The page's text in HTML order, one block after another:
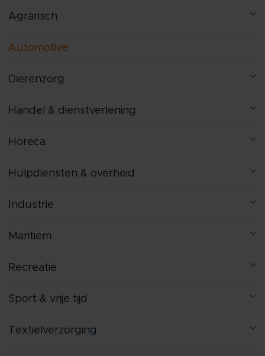
Agrarisch
Automotive
Dierenzorg
Handel & dienstverlening
Horeca
Hulpdiensten & overheid
Industrie
Maritiem
Recreatie
Sport & vrije tijd
Textielverzorging